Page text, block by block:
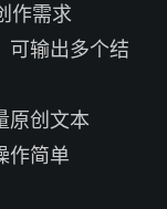
作需求
可输出多个结
原创文本
作简单